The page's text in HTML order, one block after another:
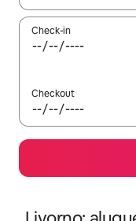
Check-in
Checkout